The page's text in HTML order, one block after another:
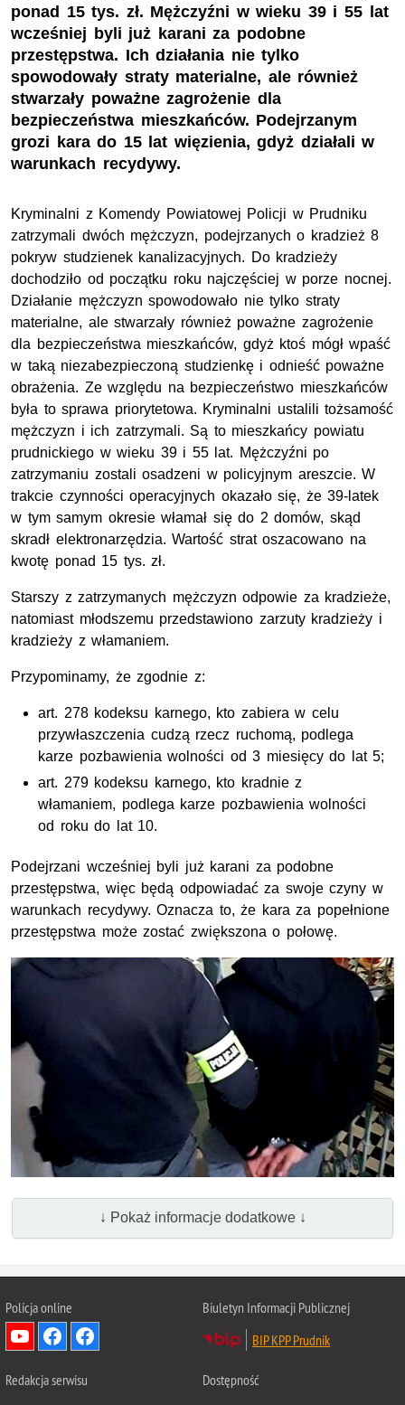
ponad 15 tys. zł. Mężczyźni w wieku 39 i 55 lat
wcześniej byli już karani za podobne
przestępstwa. Ich działania nie tylko
spowodowały straty materialne, ale również
stwarzały poważne zagrożenie dla
bezpieczeństwa mieszkańców. Podejrzanym
grozi kara do 15 lat więzienia, gdyż działali w
warunkach recydywy.
Kryminalni z Komendy Powiatowej Policji w Prudniku
zatrzymali dwóch mężczyzn, podejrzanych o kradzież 8
pokryw studzienek kanalizacyjnych. Do kradzieży
dochodziło od początku roku najczęściej w porze nocnej.
Działanie mężczyzn spowodowało nie tylko straty
materialne, ale stwarzały również poważne zagrożenie
dla bezpieczeństwa mieszkańców, gdyż ktoś mógł wpaść
w taką niezabezpieczoną studzienkę i odnieść poważne
obrażenia. Ze względu na bezpieczeństwo mieszkańców
była to sprawa priorytetowa. Kryminalni ustalili tożsamość
mężczyzn i ich zatrzymali. Są to mieszkańcy powiatu
prudnickiego w wieku 39 i 55 lat. Mężczyźni po
zatrzymaniu zostali osadzeni w policyjnym areszcie. W
trakcie czynności operacyjnych okazało się, że 39-latek
w tym samym okresie włamał się do 2 domów, skąd
skradł elektronarzędzia. Wartość strat oszacowano na
kwotę ponad 15 tys.zł.
Starszy z zatrzymanych mężczyzn odpowie za kradzieże,
natomiast młodszemu przedstawiono zarzuty kradzieży i
kradzieży z włamaniem.
Przypominamy, że zgodnie z:
art. 278 kodeksu karnego, kto zabiera w celu
przywłaszczenia cudzą rzecz ruchomą, podlega
karze pozbawienia wolności od 3 miesięcy do lat 5;
art. 279 kodeksu karnego, kto kradnie z
włamaniem, podlega karze pozbawienia wolności
od roku do lat 10.
Podejrzani wcześniej byli już karani za podobne
przestępstwa, więc będą odpowiadać za swoje czyny w
warunkach recydywy. Oznacza to, że kara za popełnione
przestępstwa może zostać zwiększona o połowę.
↓ Pokaż informacje dodatkowe ↓
Policja online
Biuletyn Informacji Publicznej
BIP KPP Prudnik
Redakcja serwisu
Dostępność